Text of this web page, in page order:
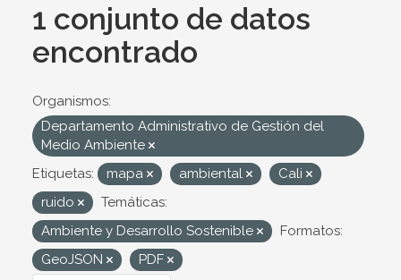
1 conjunto de datos
encontrado
Organismos:
Departamento Administrativo de Gestión del
Medio Ambiente
Etiquetas:
mapa ambiental
Cali
ruido
Temáticas:
Ambiente y Desarrollo Sostenible
Formatos:
GeoJSON
PDF